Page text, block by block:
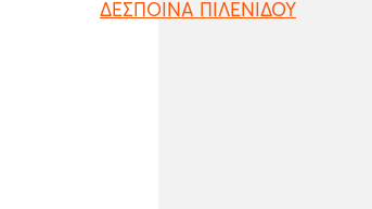
ΔΕΣΠΟΙΝΑ ΠΙΛΕΝΙΔΟΥ